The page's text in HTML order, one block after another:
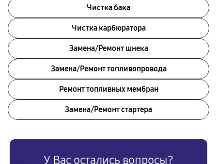
Чистка бака
Чистка карбюратора
Замена/Pемонт шнека
Замена/Pемонт топливопровода
Ремонт топливных мембран
Замена/Pемонт стартера
У Вас остались вопросы?